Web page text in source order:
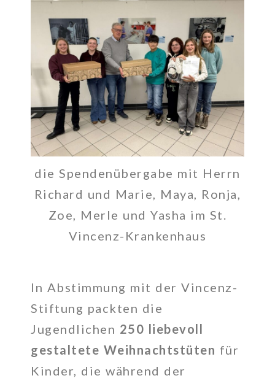
die Spendenübergabe mit Herrn
Richard und Marie, Maya, Ronja,
Zoe, Merle und Yasha im St.
Vincenz-Krankenhaus
In Abstimmung mit der Vincenz-
Stiftung packten die
Jugendlichen 250 liebevoll
gestaltete Weihnachtstüten für
Kinder, die während der